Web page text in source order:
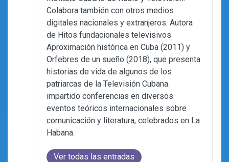
Colabora también con otros medios
digitales nacionales y extranjeros. Autora
de Hitos fundacionales televisivos.
Aproximación histórica en Cuba (2011) y
Orfebres de un sueño (2018), que presenta
historias de vida de algunos de los
patriarcas de la Televisión Cubana.
impartido conferencias en diversos
eventos teóricos internacionales sobre
comunicación y literatura, celebrados en La
Habana.
Ver todas las entradas